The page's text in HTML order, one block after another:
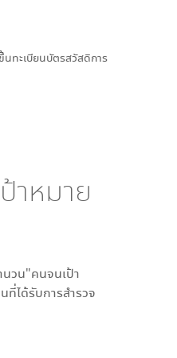
ทะเบียนบัตรสวัสดิการ
าหมาย
วน"คนจนเป้า
ได้รับการสำรวจ